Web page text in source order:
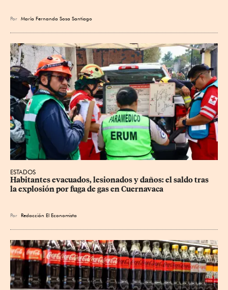
Por María Fernanda Sosa Santiago
ESTADOS
Habitantes evacuados, lesionados y daños: el saldo tras
la explosión por fuga de gas en Cuernavaca
Por Redacción El Economista